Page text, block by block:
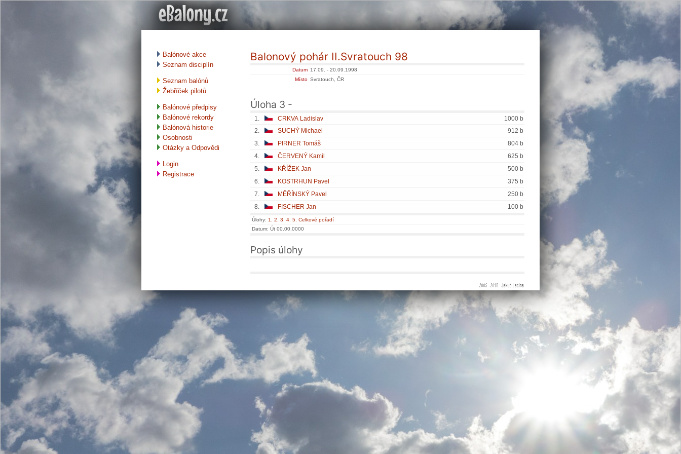
Balónové akce
Seznam disciplín
Seznam balónů
Žebříček pilotů
Balónové předpisy
Balónové rekordy
Balónová historie
Osobnosti
Otázky a Odpovědi
Login
Registrace
Balonový pohár II.Svratouch 98
Datum 17.09. - 20.09.1998
Místo Svratouch, ČR
Úloha 3 -
1. CRKVA Ladislav
1000 b
2.
SUCHÝ Michael
912 b
3.
PIRNER Tomáš
804 b
4.
ČERVENÝ Kamil
625 b
5.
KŘÍŽEK Jan
500 b
6.
KOSTRHUN Pavel
375 b
7.
MĚŘÍNSKÝ Pavel
250 b
8.
FISCHER Jan 100 b
Úlohy: 1. 2. 3. 4. 5. Celkové pořadí
Datum: Út 00.00.0000
Popis úlohy